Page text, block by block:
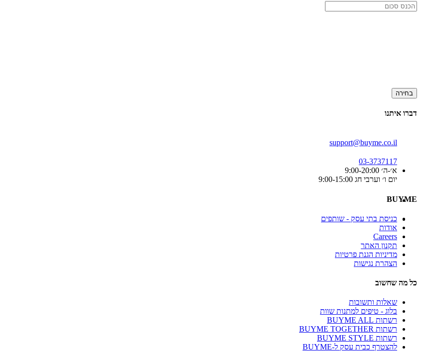
בחירה
דברו איתנו
support@buyme.co.il
03-3737117
א׳-ה׳ 9:00-20:00
יום ו׳ וערבי חג 9:00-15:00
BUYME
כניסת בתי עסק - שותפים
אודות
Careers
תקנון האתר
מדיניות הגנת פרטיות
הצהרת נגישות
כל מה שחשוב
שאלות ותשובות
בלוג - טיפים למתנות שוות
רשתות BUYME ALL
רשתות BUYME TOGETHER
רשתות BUYME STYLE
להצטרף כבית עסק ל-BUYME